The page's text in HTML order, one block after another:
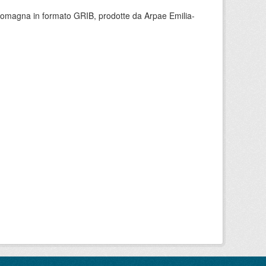
in formato GRIB, prodotte da Arpae Emilia-